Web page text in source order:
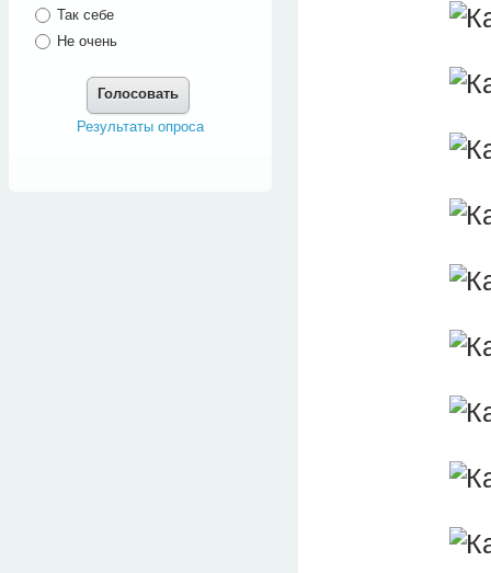
Так себе
Не очень
Голосовать
Результаты опроса